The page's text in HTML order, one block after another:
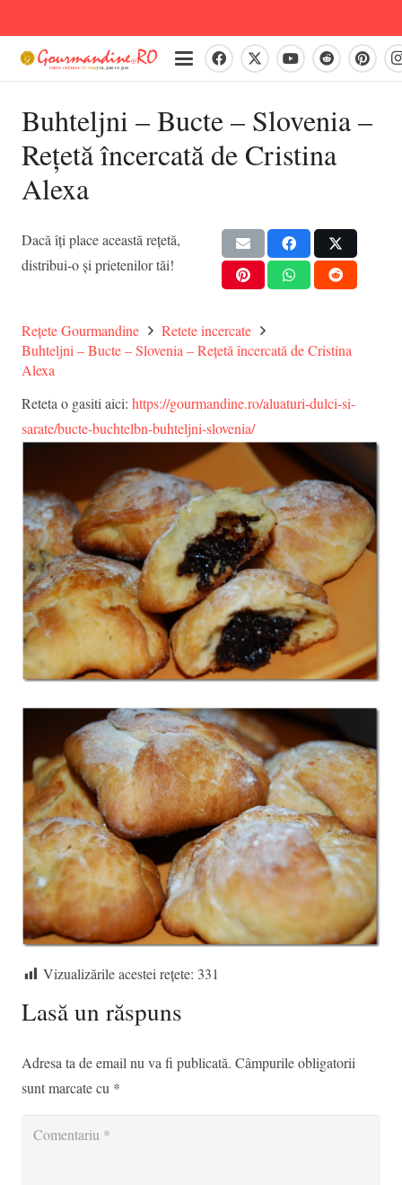
Buhteljni – Bucte – Slovenia –
Rețetă încercată de Cristina
Alexa
Dacă îți place această rețetă,
distribui-o și prietenilor tăi!
Rețete Gourmandine
Retete incercate
Buhteljni – Bucte – Slovenia – Rețetă încercată de Cristina
Alexa
Reteta o gasiti aici: https://gourmandine.ro/aluaturi-dulci-si-
sarate/bucte-buchtelbn-buhteljni-slovenia/
Vizualizările acestei rețete: 331
Lasă un răspuns
Adresa ta de email nu va fi publicată. Câmpurile obligatorii
sunt marcate cu *